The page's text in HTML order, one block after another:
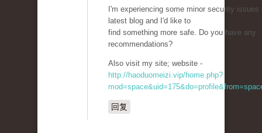
I'm experiencing some minor security issues
latest blog and I'd like to
find something more safe. Do you have any
recommendations?
Also visit my site; website -
http://haoduomeizi.vip/home.php?
回复